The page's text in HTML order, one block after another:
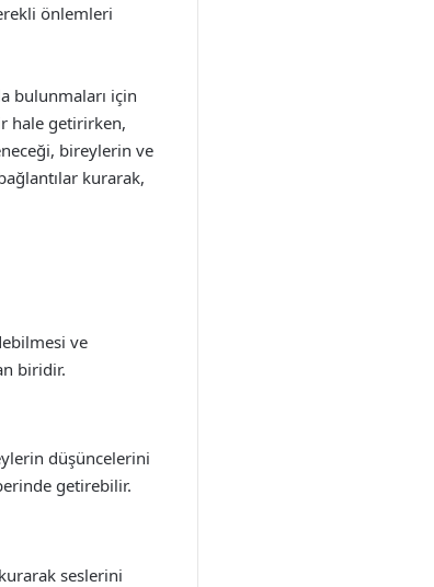
önlemleri
bulunmaları için
hale getirirken,
bireylerin ve
kurarak,
ve
biridir.
düşüncelerini
getirebilir.
seslerini